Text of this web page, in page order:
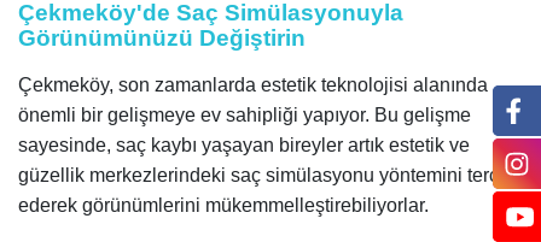
Çekmeköy'de Saç Simülasyonuyla
Görünümünüzü Değiştirin
Çekmeköy, son zamanlarda estetik teknolojisi alanında
önemli bir gelişmeye ev sahipliği yapıyor. Bu gelişme
sayesinde, saç kaybı yaşayan bireyler artık estetik ve
güzellik merkezlerindeki saç simülasyonu yöntemini tercih
ederek görünümlerini mükemmelleştirebiliyorlar.